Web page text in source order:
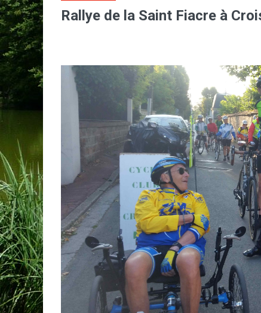
Rallye de la Saint Fiacre à